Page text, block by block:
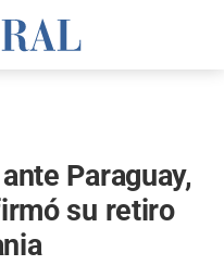
Paraguay,
su retiro